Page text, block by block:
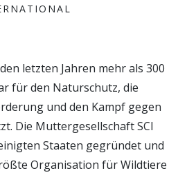
letzten Jahren mehr als 300
für den Naturschutz, die
und den Kampf gegen
Die Muttergesellschaft SCI
Staaten gegründet und
Organisation für Wildtiere